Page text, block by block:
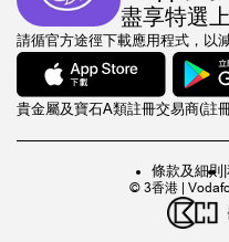
盡享特選
請循官方途徑下載應用程式，以
貴金屬及寶石A類註冊交易商(註
條款及細則
© 3香港 |